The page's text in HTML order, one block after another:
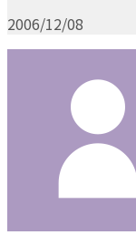
2006/12/08